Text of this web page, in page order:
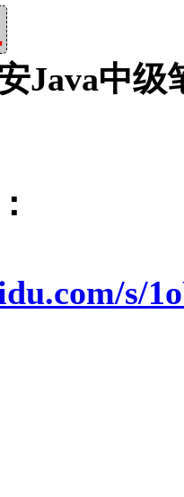
Java中
s/